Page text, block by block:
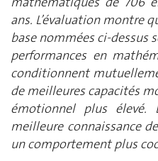
ans. L’évaluation montre
base nommées ci-dessus
performances en
conditionnent
de meilleures capacités
émotionnel plus
meilleure connaissance
un comportement plus